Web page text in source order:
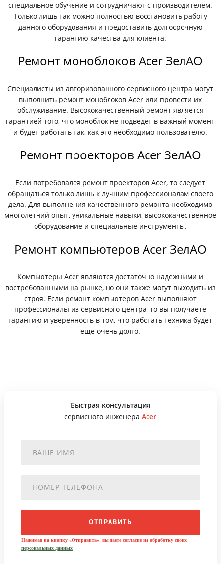
специальное обучение и сотрудничают с производителем.
Только лишь так можно полностью восстановить работу
данного оборудования и предоставить долгосрочную
гарантию качества для клиента.
Ремонт моноблоков Acer ЗелАО
Специалисты из авторизованного сервисного центра могут
выполнить ремонт моноблоков Acer или провести их
обслуживание. Высококачественный ремонт является
гарантией того, что моноблок не подведет в важный момент
и будет работать так, как это необходимо пользователю.
Ремонт проекторов Acer ЗелАО
Если потребовался ремонт проекторов Acer, то следует
обращаться только лишь к лучшим профессионалам своего
дела. Для выполнения качественного ремонта необходимо
многолетний опыт, уникальные навыки, высококачественное
оборудование и специальные инструменты.
Ремонт компьютеров Acer ЗелАО
Компьютеры Acer являются достаточно надежными и
востребованными на рынке, но они также могут выходить из
строя. Если ремонт компьютеров Acer выполняют
профессионалы из сервисного центра, то вы получаете
гарантию и уверенность в том, что работать техника будет
еще очень долго.
Быстрая консультация
сервисного инженераAcer
ОТПРАВИТЬ
Нажимая на кнопку «Отправить», вы даете согласие на обработку своих
персональных данных